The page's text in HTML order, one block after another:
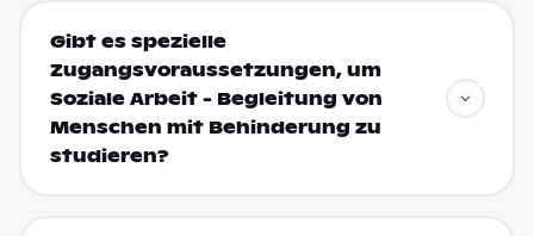
Gibt es spezielle
Zugangsvoraussetzungen, um
Soziale Arbeit - Begleitung von
Menschen mit Behinderung zu
studieren?